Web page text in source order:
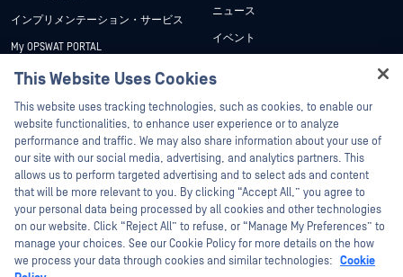
インプリメンテーション・サービス
My OPSWAT PORTAL
技術文書
トレーニング
脆弱性対策プログラム
パートナー
認証
テクノロジー・パートナー
OPSWAT チャネル パートナー
ニュース
イベント
ホワイトペーパー
無料ツール
This Website Uses Cookies
This website uses tracking technologies, such as cookies, to enable our
website functionalities, to enhance user experience or to analyze
performance and traffic. We may also share information about your use of
our site with our social media, advertising, and analytics partners. This
allows us to perform targeted advertising and to select ads and content
that will be more relevant to you. By clicking “Accept All,” you agree to
your personal data being processed by all cookies and other technologies
on our website. Click “Reject All” to refuse, or “Manage My Preferences” to
manage your choices. See our Cookie Policy for more details on the how
we process your data through cookies and similar technologies: Cookie
Hey there!
I'm Ozzy, your OPSWAT virtual assistant.
How can I help you secure what's critical
today?